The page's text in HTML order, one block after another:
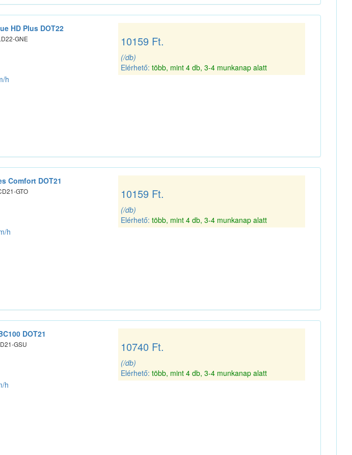
HD Plus DOT22
GNE
h
10159 Ft.
(/db)
Elérhető:több, mint 4 db, 3-4 munkanap alatt
Comfort DOT21
GTO
h
10159 Ft.
(/db)
Elérhető:több, mint 4 db, 3-4 munkanap alatt
DOT21
GSU
h
10740 Ft.
(/db)
Elérhető:több, mint 4 db, 3-4 munkanap alatt